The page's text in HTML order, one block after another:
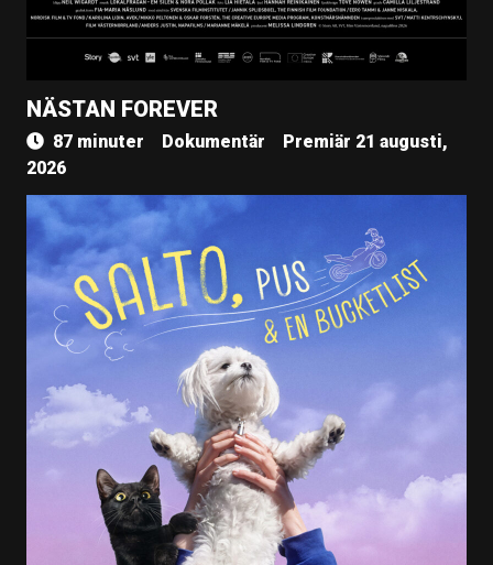
NÄSTAN FOREVER
87 minuter Dokumentär
Premiär 21 augusti,
2026